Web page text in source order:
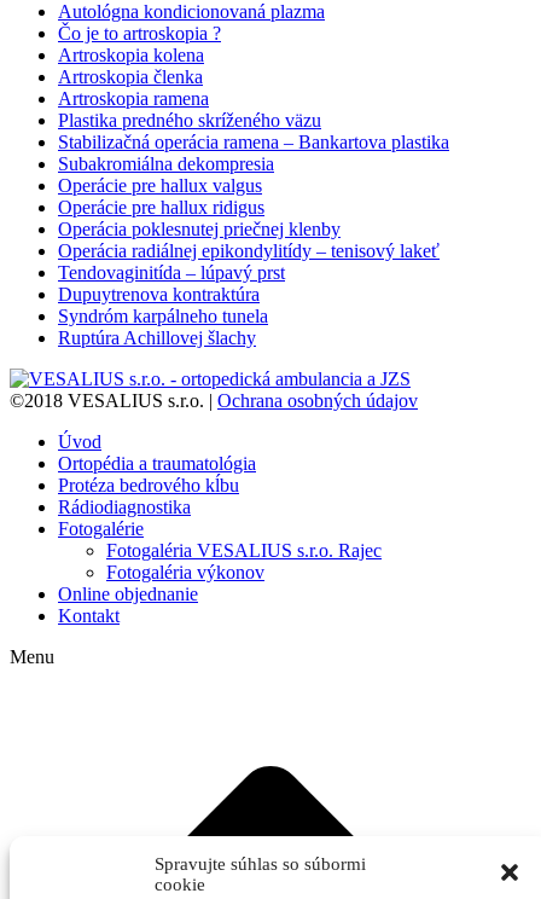
Spravujte súhlas so súbormi
cookie
Autológna kondicionovaná plazma
Čo je to artroskopia ?
Artroskopia kolena
Artroskopia členka
Artroskopia ramena
Plastika predného skríženého väzu
Stabilizačná operácia ramena – Bankartova plastika
Subakromiálna dekompresia
Operácie pre hallux valgus
Operácie pre hallux ridigus
Operácia poklesnutej priečnej klenby
Operácia radiálnej epikondylitídy – tenisový lakeť
Tendovaginitída – lúpavý prst
Dupuytrenova kontraktúra
Syndróm karpálneho tunela
Ruptúra Achillovej šlachy
©2018 VESALIUS s.r.o. | Ochrana osobných údajov
Úvod
Ortopédia a traumatológia
Protéza bedrového kĺbu
Rádiodiagnostika
Fotogalérie
Fotogaléria VESALIUS s.r.o. Rajec
Fotogaléria výkonov
Online objednanie
Kontakt
Menu